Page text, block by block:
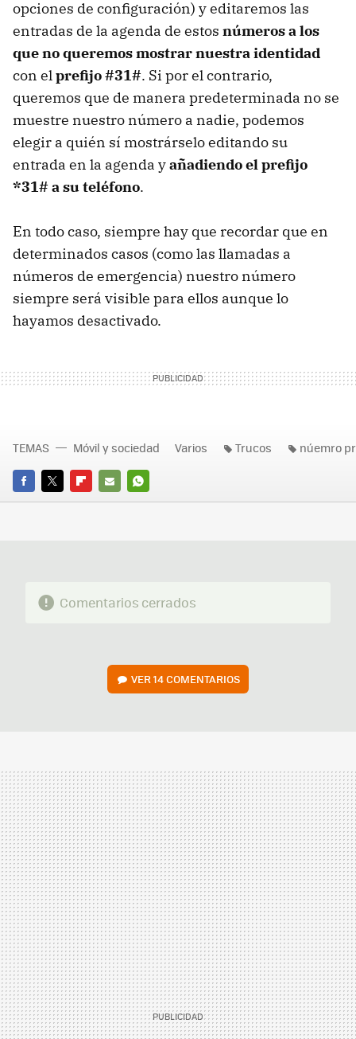
opciones de configuración) y editaremos las
entradas de la agenda de estos números a los
que no queremos mostrar nuestra identidad
con elprefijo #31#. Si por el contrario,
queremos que de manera predeterminada no se
muestre nuestro número a nadie, podemos
elegir a quién sí mostrárselo editando su
entrada en la agenda yañadiendo el prefijo
*31# a su teléfono.
En todo caso, siempre hay que recordar que en
determinados casos (como las llamadas a
números de emergencia) nuestro número
siempre será visible para ellos aunque lo
hayamos desactivado.
FACEBOOK
TWITTERFLIPBOARD
E-
WHATSAPP
TEMAS Móvil y sociedad Varios Trucos núemro
Comentarios cerrados
VER14 COMENTARIOS